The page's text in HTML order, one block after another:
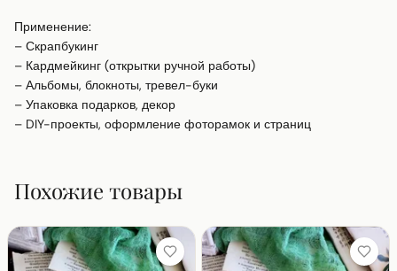
Применение:
– Скрапбукинг
– Кардмейкинг (открытки ручной работы)
– Альбомы, блокноты, тревел-буки
– Упаковка подарков, декор
– DIY-проекты, оформление фоторамок и страниц
Похожие товары